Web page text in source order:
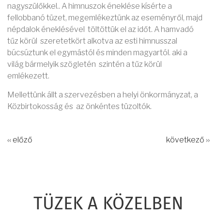
nagyszülőkkel.. A himnuszok éneklése kísérte a
fellobbanó tüzet, megemlékeztünk az eseményről, majd
népdalok éneklésével töltöttük el az időt. A hamvadó
tűz körül szeretetkört alkotva az esti himnusszal
búcsúztunk el egymástól és minden magyartól. aki a
világ bármelyik szögletén szintén a tűz körül
emlékezett.
Mellettünk állt a szervezésben a helyi önkormányzat, a
Közbirtokosság és az önkéntes tüzoltók.
‹‹ előző következő ››
TÜZEK A KÖZELBEN